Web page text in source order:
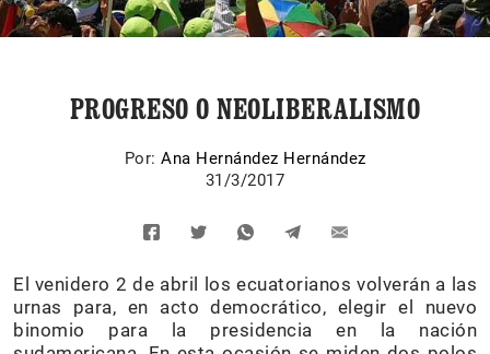
PROGRESO O NEOLIBERALISMO
Por: Ana Hernández Hernández
31/3/2017
El venidero 2 de abril los ecuatorianos volverán a las
urnas para, en acto democrático, elegir el nuevo
binomio para la presidencia en la nación